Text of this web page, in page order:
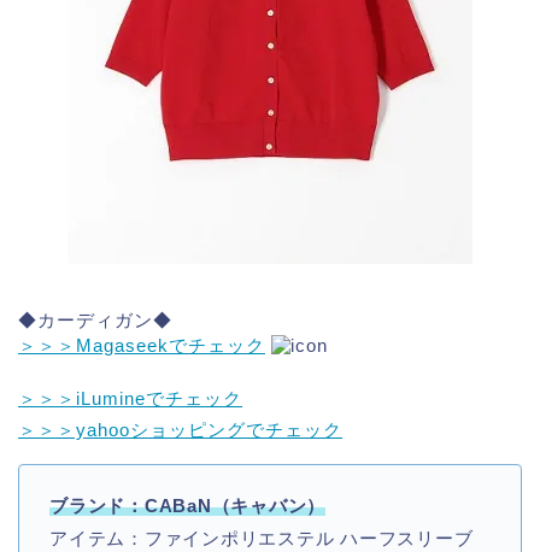
◆カーディガン◆
＞＞＞Magaseekでチェック
＞＞＞iLumineでチェック
＞＞＞yahooショッピングでチェック
ブランド：CABaN（キャバン）
アイテム：ファインポリエステル ハーフスリーブ